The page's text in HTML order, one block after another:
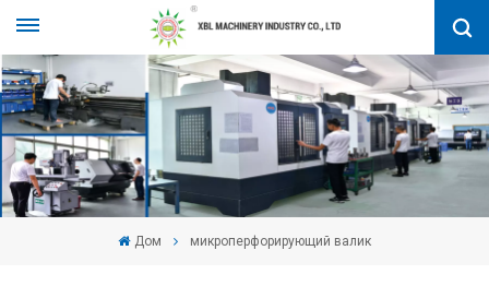
Дом микроперфорирующий валик